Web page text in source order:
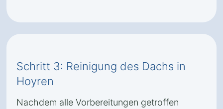
Schritt 3: Reinigung des Dachs in
Hoyren
Nachdem alle Vorbereitungen getroffen